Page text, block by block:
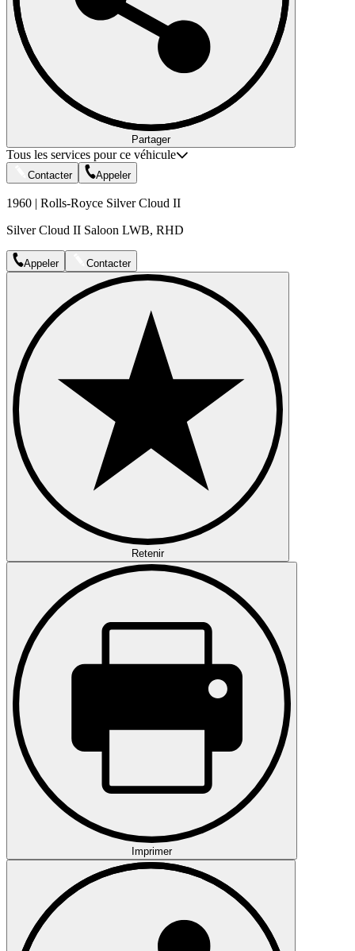
Partager
Tous les services pour ce véhicule
Contacter Appeler
1960 | Rolls-Royce Silver Cloud II
Silver Cloud II Saloon LWB, RHD
Appeler Contacter
Retenir
Imprimer